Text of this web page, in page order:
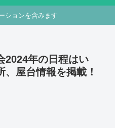
ションを含みます
2024年の日程はい
屋台情報を掲載！